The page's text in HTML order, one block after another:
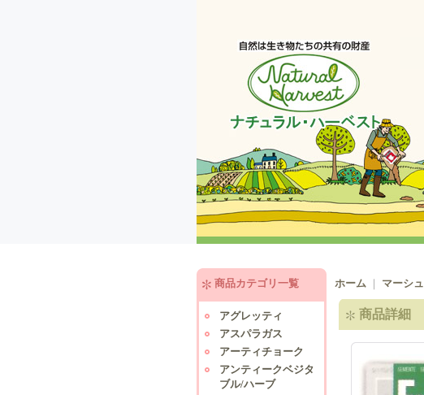
商品カテゴリ一覧
アグレッティ
アスパラガス
アーティチョーク
アンティークベジタ
ブル/ハーブ
ホーム マーシュ
商品詳細